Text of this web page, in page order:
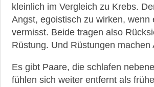
kleinlich im Vergleich zu Krebs.
Angst, egoistisch zu wirken, wenn
vermisst. Beide tragen also
Rüstung. Und Rüstungen machen
Es gibt Paare, die schlafen
fühlen sich weiter entfernt als